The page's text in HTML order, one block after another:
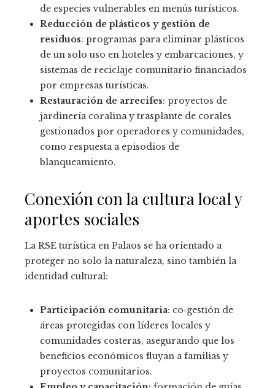
de especies vulnerables en menús turísticos.
Reducción de plásticos y gestión de
residuos: programas para eliminar plásticos
de un solo uso en hoteles y embarcaciones, y
sistemas de reciclaje comunitario financiados
por empresas turísticas.
Restauración de arrecifes: proyectos de
jardinería coralina y trasplante de corales
gestionados por operadores y comunidades,
como respuesta a episodios de
blanqueamiento.
Conexión con la cultura local y
aportes sociales
La RSE turística en Palaos se ha orientado a
proteger no solo la naturaleza, sino también la
identidad cultural:
Participación comunitaria: co‑gestión de
áreas protegidas con líderes locales y
comunidades costeras, asegurando que los
beneficios económicos fluyan a familias y
proyectos comunitarios.